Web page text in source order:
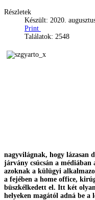
Részletek
Készült: 2020.
Print
Találatok: 2548
nagyvilágnak, hogy lázasan
járvány csúcsán a
azoknak a külügyi
a fejében a home office,
büszkélkedett el. Itt két
helyeken magától adná be a